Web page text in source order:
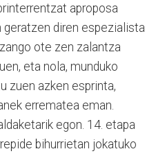
aproposa
geratzen diren espezialista
ote zen zalantza
eta nola, munduko
zuen azken esprinta,
errematea eman.
egon. 14. etapa
bihurrietan jokatuko